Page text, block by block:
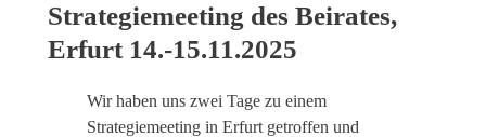
Strategiemeeting des Beirates,
Erfurt 14.-15.11.2025
Wir haben uns zwei Tage zu einem
Strategiemeeting in Erfurt getroffen und